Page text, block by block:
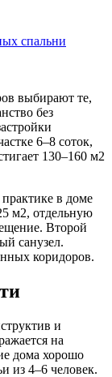
спальни
выбирают те,
без
6–8 соток,
130–160 м2
в доме
м2, отдельную
Второй
санузел.
коридоров.
и
на
дома хорошо
из 4–6 человек.